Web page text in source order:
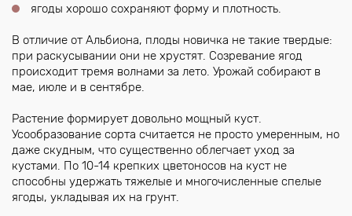
ягоды хорошо сохраняют форму и плотность.
В отличие от Альбиона, плоды новичка не такие твердые:
при раскусывании они не хрустят. Созревание ягод
происходит тремя волнами за лето. Урожай собирают в
мае, июле и в сентябре.
Растение формирует довольно мощный куст.
Усообразование сорта считается не просто умеренным, но
даже скудным, что существенно облегчает уход за
кустами. По 10-14 крепких цветоносов на куст не
способны удержать тяжелые и многочисленные спелые
ягоды, укладывая их на грунт.